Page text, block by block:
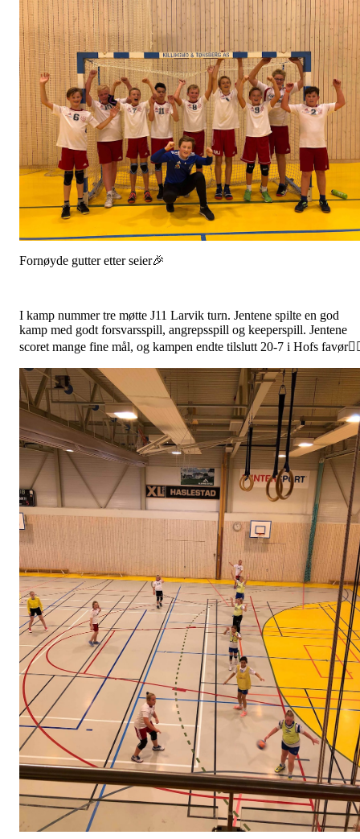
Fornøyde gutter etter seier🎉
I kamp nummer tre møtte J11 Larvik turn. Jentene spilte en god
kamp med godt forsvarsspill, angrepsspill og keeperspill. Jentene
scoret mange fine mål, og kampen endte tilslutt 20-7 i Hofs